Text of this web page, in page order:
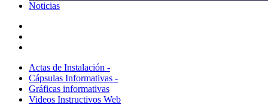
Noticias
Actas de Instalación -
Cápsulas Informativas -
Gráficas informativas
Videos Instructivos Web